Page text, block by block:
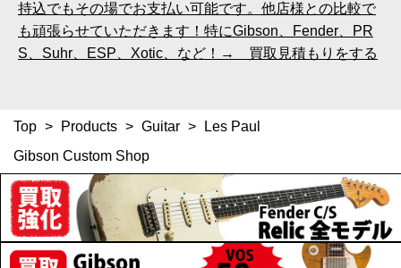
持込でもその場でお支払い可能です。他店様との比較で
も頑張らせていただきます！特にGibson、Fender、PR
S、Suhr、ESP、Xotic、など！→ 買取見積もりをする
Top > Products > Guitar >
Les Paul
Gibson Custom Shop